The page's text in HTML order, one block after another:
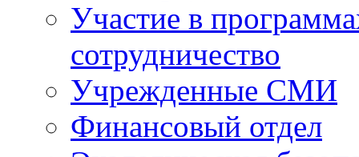
Участие в
сотрудничество
Учрежденные СМИ
Финансовый отдел